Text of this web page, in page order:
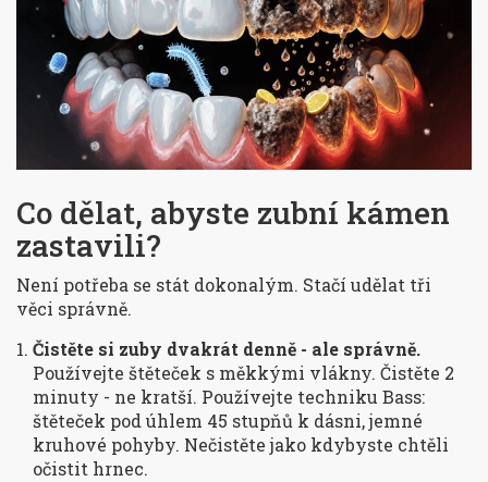
Co dělat, abyste zubní kámen
zastavili?
Není potřeba se stát dokonalým. Stačí udělat tři
věci správně.
Čistěte si zuby dvakrát denně - ale správně.
Používejte štěteček s měkkými vlákny. Čistěte 2
minuty - ne kratší. Používejte techniku Bass:
štěteček pod úhlem 45 stupňů k dásni, jemné
kruhové pohyby. Nečistěte jako kdybyste chtěli
očistit hrnec.